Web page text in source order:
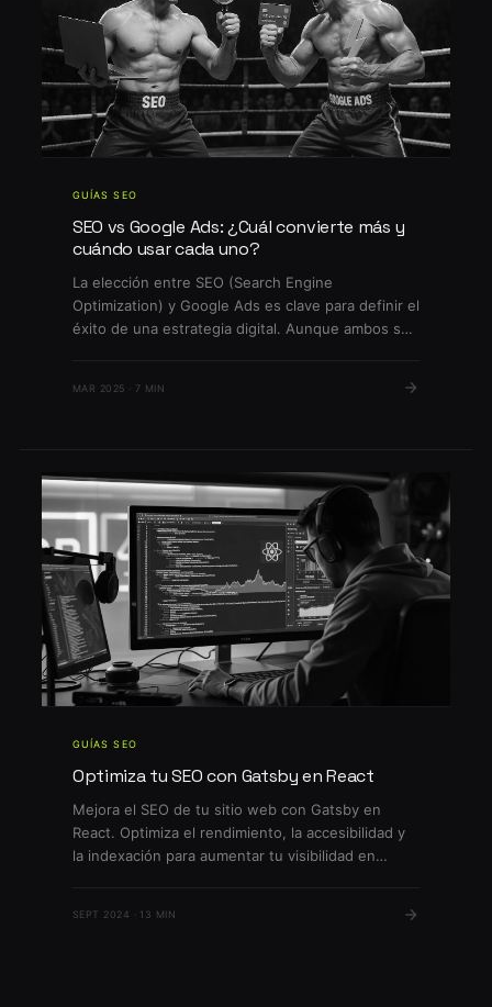
GUÍAS SEO
SEO vs Google Ads: ¿Cuál convierte más y
cuándo usar cada uno?
La elección entre SEO (Search Engine
Optimization) y Google Ads es clave para definir el
éxito de una estrategia digital. Aunque ambos se
y tiene ventajas únicas según los objetivos de tu
MAR 2025 · 7 MIN
GUÍAS SEO
Optimiza tu SEO con Gatsby en React
Mejora el SEO de tu sitio web con Gatsby en
React. Optimiza el rendimiento, la accesibilidad y
la indexación para aumentar tu visibilidad en
SEPT 2024 · 13 MIN